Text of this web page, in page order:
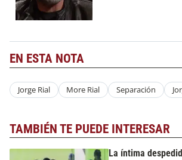
EN ESTA NOTA
Jorge Rial More Rial Separación
TAMBIÉN TE PUEDE INTERESAR
La íntima